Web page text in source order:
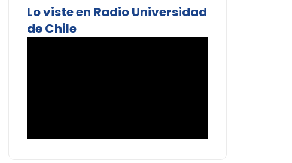
Lo viste en Radio Universidad
de Chile